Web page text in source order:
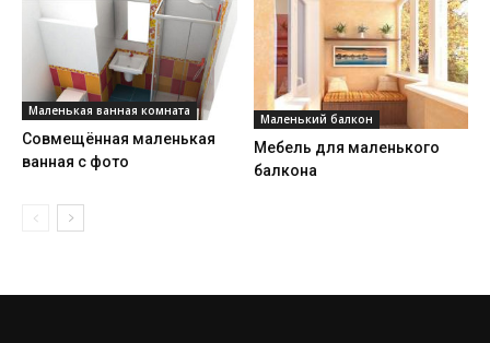
Маленькая ванная комната
Совмещённая маленькая
ванная с фото
Маленький балкон
Мебель для маленького
балкона